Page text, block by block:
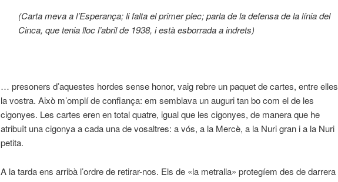
(Carta meva a l’Esperança; li falta el primer plec; parla de la defensa de la línia del
Cinca, que tenia lloc l’abril de 1938, i està esborrada a indrets)
… presoners d’aquestes hordes sense honor, vaig rebre un paquet de cartes, entre elles
la vostra. Això m’omplí de confiança: em semblava un auguri tan bo com el de les
cigonyes. Les cartes eren en total quatre, igual que les cigo­nyes, de manera que he
atribuït una cigonya a cada una de vosaltres: a vós, a la Mercè, a la Nuri gran i a la Nuri
petita.
A la tarda ens arribà l’ordre de retirar-nos. Els de «la metralla» protegíem des de darrera